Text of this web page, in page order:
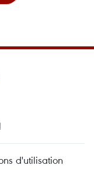
d'utilisation